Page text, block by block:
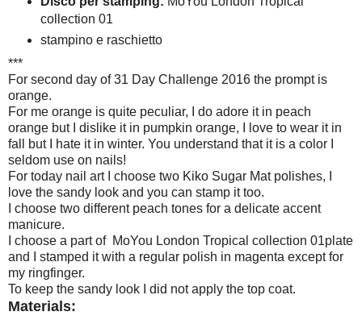
collection 01
stampino e raschietto
***
For second day of 31 Day Challenge 2016 the prompt is
orange.
For me orange is quite peculiar, I do adore it in peach
orange but I dislike it in pumpkin orange, I love to wear it in
fall but I hate it in winter. You understand that it is a color I
seldom use on nails!
For today nail art I choose two Kiko Sugar Mat polishes, I
love the sandy look and you can stamp it too.
I choose two different peach tones for a delicate accent
manicure.
I choose a part of MoYou London Tropical collection 01plate
and I stamped it with a regular polish in magenta except for
my ringfinger.
To keep the sandy look I did not apply the top coat.
Materials: